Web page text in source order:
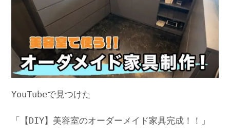
YouTubeで見つけた
「【DIY】美容室のオーダーメイド家具完成！！」